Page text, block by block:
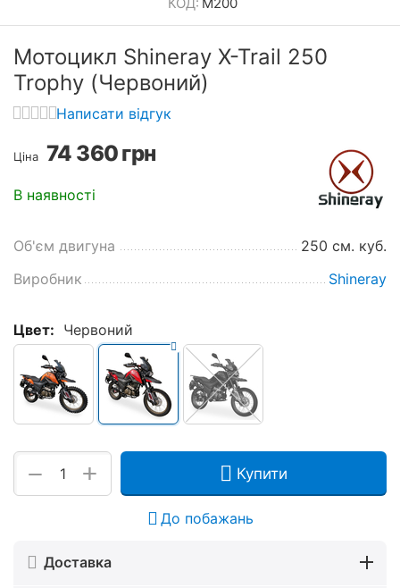
Мотоцикл Shineray X-Trail 250
Trophy (Червоний)
Написати відгук
Ціна 74 360грн
В наявності
Об'єм двигуна
250 см. куб.
Виробник
Shineray
Цвет: Червоний
+
− Купити
До побажань
Доставка